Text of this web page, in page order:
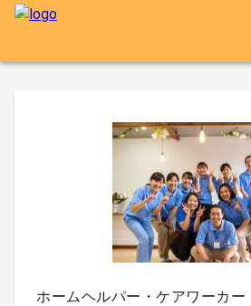
ホームヘルパー・ケアワーカー